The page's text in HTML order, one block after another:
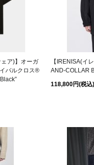
ェア)】オーガ
バルクロス®
【IRENISA(イ
AND-COLLAR
118,800円(税込)